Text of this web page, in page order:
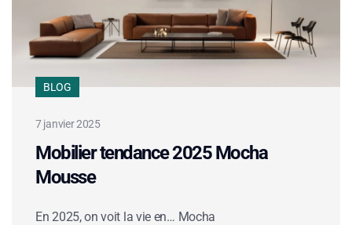
BLOG
7 janvier 2025
Mobilier tendance 2025 Mocha
Mousse
En 2025, on voit la vie en… Mocha